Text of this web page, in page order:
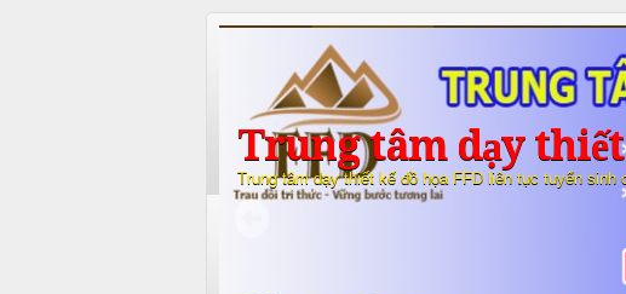
Trung tâm dạy thiết
Trung tâm dạy thiết kế đồ họa FFD liên tục tuyển